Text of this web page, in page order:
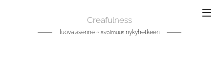
Creafulness
luova asenne ~ avoimuusnykyhetkeen